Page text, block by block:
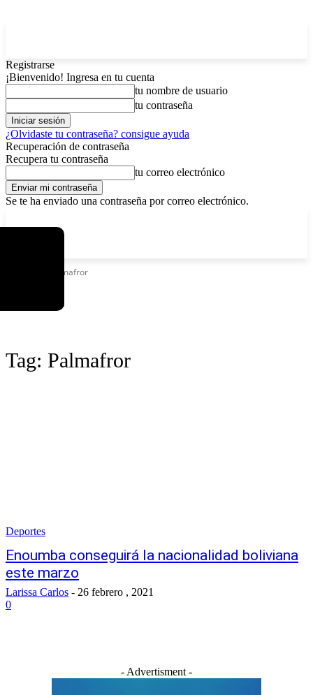
Registrarse
¡Bienvenido! Ingresa en tu cuenta
tu nombre de usuario
tu contraseña
¿Olvidaste tu contraseña? consigue ayuda
Recuperación de contraseña
Recupera tu contraseña
tu correo electrónico
Se te ha enviado una contraseña por correo electrónico.
Palmafror
Tag: Palmafror
Deportes
Enoumba conseguirá la nacionalidad boliviana
este marzo
Larissa Carlos - 26 febrero , 2021
0
- Advertisment -